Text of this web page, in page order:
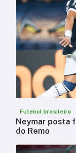
Futebol brasileiro
Neymar posta
do Remo